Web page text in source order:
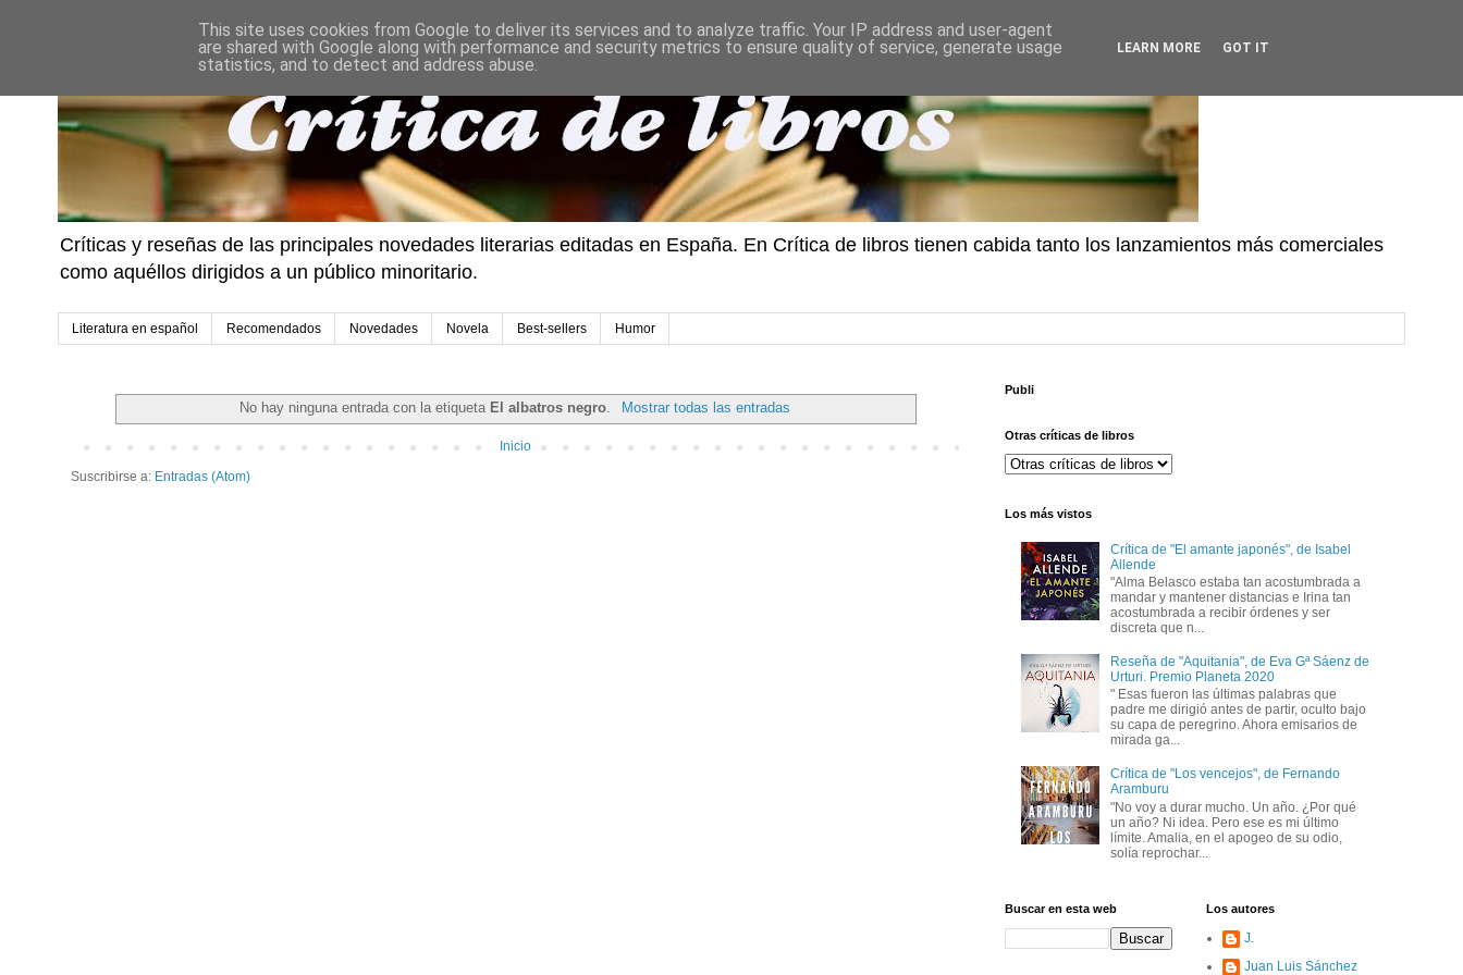
Críticas y reseñas de las principales novedades literarias editadas en España. En Crítica de libros tienen cabida tanto los lanzamientos más comerciales
como aquéllos dirigidos a un público minoritario.
Literatura en español Recomendados Novedades Novela Best-sellers Humor
No hay ninguna entrada con la etiqueta El albatros negro. Mostrar todas las entradas
Inicio
Suscribirse a: Entradas (Atom)
Publi
Otras críticas de libros
Los más vistos
Crítica de "El amante japonés", de Isabel
Allende
"Alma Belasco estaba tan acostumbrada a
mandar y mantener distancias e Irina tan
acostumbrada a recibir órdenes y ser
discreta que n...
Reseña de "Aquitania", de Eva Gª Sáenz de
Urturi. Premio Planeta 2020
" Esas fueron las últimas palabras que
padre me dirigió antes de partir, oculto bajo
su capa de peregrino. Ahora emisarios de
mirada ga...
Crítica de "Los vencejos", de Fernando
Aramburu
"No voy a durar mucho. Un año. ¿Por qué
un año? Ni idea. Pero ese es mi último
límite. Amalia, en el apogeo de su odio,
solía reprochar...
Buscar en esta web Los autores
J.
Juan Luis Sánchez
This site uses cookies from Google to deliver its services and to analyze traffic. Your IP address and user-agent
are shared with Google along with performance and security metrics to ensure quality of service, generate usage
statistics, and to detect and address abuse.
LEARN MORE GOT IT